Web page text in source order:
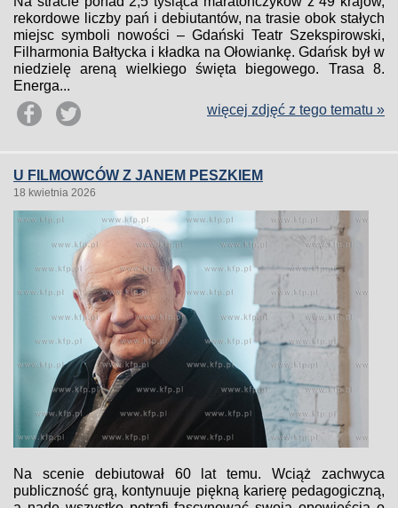
rekordowe liczby pań i debiutantów, na trasie obok stałych
miejsc symboli nowości – Gdański Teatr Szekspirowski,
Filharmonia Bałtycka i kładka na Ołowiankę. Gdańsk był w
niedzielę areną wielkiego święta biegowego. Trasa 8.
Energa...
więcej zdjęć z tego tematu »
U FILMOWCÓW Z JANEM PESZKIEM
18 kwietnia 2026
Na scenie debiutował 60 lat temu. Wciąż zachwyca
publiczność grą, kontynuuje piękną karierę pedagogiczną,